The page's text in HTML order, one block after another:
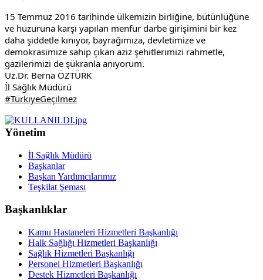
15 Temmuz 2016 tarihinde ülkemizin birliğine, bütünlüğüne
ve huzuruna karşı yapılan menfur darbe girişimini bir kez
daha şiddetle kınıyor, bayrağımıza, devletimize ve
demokrasimize sahip çıkan aziz şehitlerimizi rahmetle,
gazilerimizi de şükranla anıyorum.
Uz.Dr. Berna ÖZTÜRK
İl Sağlık Müdürü
#TürkiyeGeçilmez
Yönetim
İl Sağlık Müdürü
Başkanlar
Başkan Yardımcılarımız
Teşkilat Şeması
Başkanlıklar
Kamu Hastaneleri Hizmetleri Başkanlığı
Halk Sağlığı Hizmetleri Başkanlığı
Sağlık Hizmetleri Başkanlığı
Personel Hizmetleri Başkanlığı
Destek Hizmetleri Başkanlığı